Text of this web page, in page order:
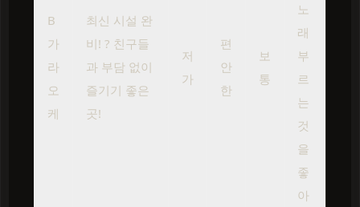
B
가
라
오
케
최신 시설 완
비! ? 친구들
과 부담 없이
즐기기 좋은
곳!
저
가
편
안
한
보
통
노
래
부
르
는
것
을
좋
아